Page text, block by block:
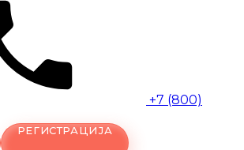
+7 (800)
РЕГИСТРАЦИЈА